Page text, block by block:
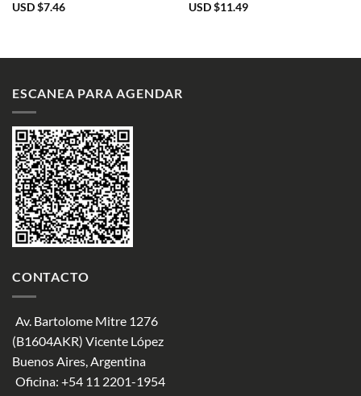
USD $7.46
USD $11.49
ESCANEA PARA AGENDAR
CONTACTO
Av. Bartolome Mitre 1276
(B1604AKR) Vicente López
Buenos Aires, Argentina
Oficina: +54 11 2201-1954